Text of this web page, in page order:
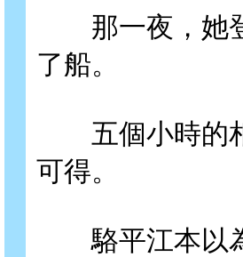
那一夜，她登
了船。
五個小時的相
可得。
駱平江本以為